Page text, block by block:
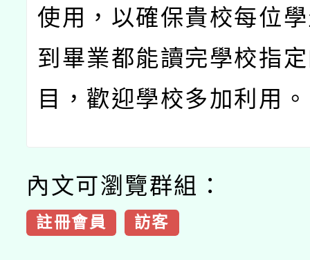
使用，以確保貴校每位
到畢業都能讀完學校指
目，歡迎學校多加利用。
內文可瀏覽群組：
註冊會員 訪客